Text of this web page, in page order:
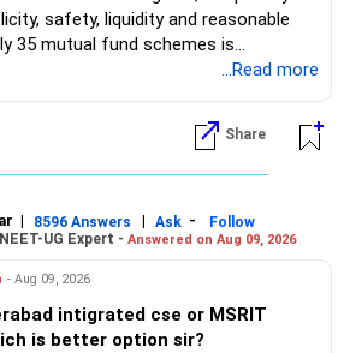
safety, liquidity and reasonable
35 mutual fund schemes is
substantially.
only because they performed well
of diversified funds.
in safer assets for your regular
...Read more
Share
| 8596 Answers | Ask -
Follow
UG Expert - Answered on Aug 09, 2026
- Aug 09, 2026
intigrated cse or MSRIT
is better option sir?